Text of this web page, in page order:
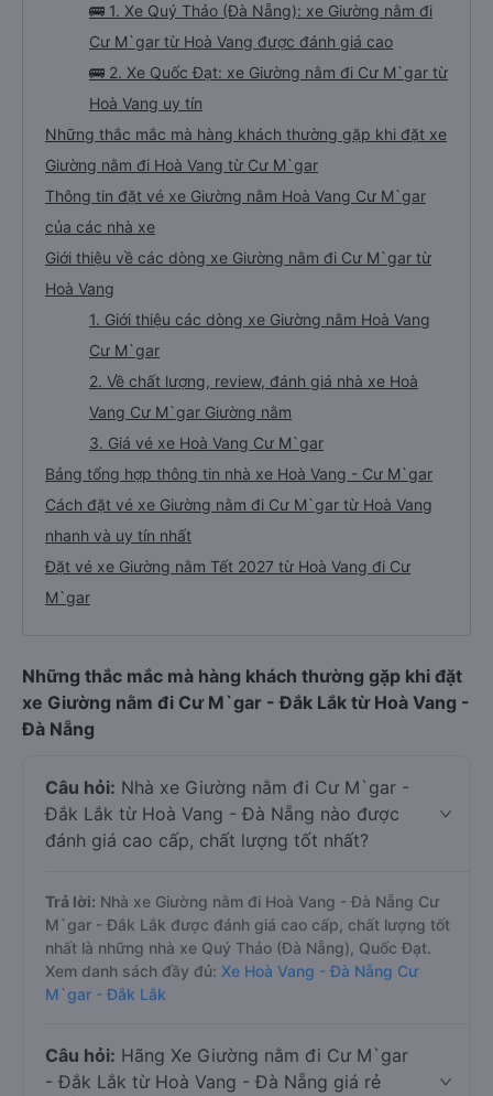
🚌 1. Xe Quý Thảo (Đà Nẵng): xe Giường nằm đi
Cư M`gar từ Hoà Vang được đánh giá cao
🚌 2. Xe Quốc Đạt: xe Giường nằm đi Cư M`gar từ
Hoà Vang uy tín
Những thắc mắc mà hàng khách thường gặp khi đặt xe
Giường nằm đi Hoà Vang từ Cư M`gar
Thông tin đặt vé xe Giường nằm Hoà Vang Cư M`gar
của các nhà xe
Giới thiệu về các dòng xe Giường nằm đi Cư M`gar từ
Hoà Vang
1. Giới thiệu các dòng xe Giường nằm Hoà Vang
Cư M`gar
2. Về chất lượng, review, đánh giá nhà xe Hoà
Vang Cư M`gar Giường nằm
3. Giá vé xe Hoà Vang Cư M`gar
Bảng tổng hợp thông tin nhà xe Hoà Vang - Cư M`gar
Cách đặt vé xe Giường nằm đi Cư M`gar từ Hoà Vang
nhanh và uy tín nhất
Đặt vé xe Giường nằm Tết 2027 từ Hoà Vang đi Cư
M`gar
Những thắc mắc mà hàng khách thường gặp khi đặt
xe Giường nằm đi Cư M`gar - Đắk Lắk từ Hoà Vang -
Đà Nẵng
Câu hỏi: Nhà xe Giường nằm đi Cư M`gar -
Đắk Lắk từ Hoà Vang - Đà Nẵng nào được
đánh giá cao cấp, chất lượng tốt nhất?
Trả lời: Nhà xe Giường nằm đi Hoà Vang - Đà Nẵng Cư
M`gar - Đắk Lắk được đánh giá cao cấp, chất lượng tốt
nhất là những nhà xe Quý Thảo (Đà Nẵng), Quốc Đạt.
Xem danh sách đầy đủ: Xe Hoà Vang - Đà Nẵng Cư
M`gar - Đắk Lắk
Câu hỏi: Hãng Xe Giường nằm đi Cư M`gar
- Đắk Lắk từ Hoà Vang - Đà Nẵng giá rẻ